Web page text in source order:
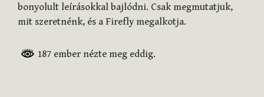
bonyolult leírásokkal bajlódni. Csak megmutatjuk,
mit szeretnénk, és a Firefly megalkotja.
187 ember nézte meg eddig.